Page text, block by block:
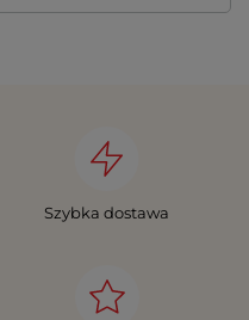
Szybka dostawa